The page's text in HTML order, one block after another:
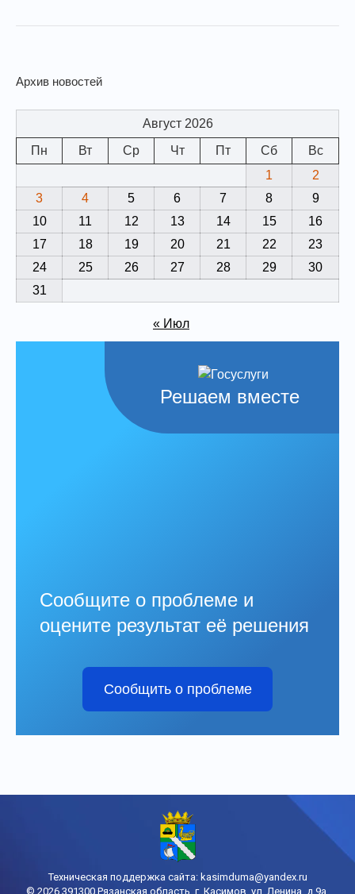
Архив новостей
Август 2026
Пн
Вт Ср Чт Пт Сб
Вс
1
2
3
4 5 6 7 8
9
10
11 12 13 14 15
16
17
18 19 20 21 22
23
24
25 26 27 28 29
30
31
« Июл
Решаем вместе
Сообщите о проблеме и
оцените результат её решения
Сообщить о проблеме
Техническая поддержка сайта: kasimduma@yandex.ru
© 2026 391300 Рязанская область, г. Касимов, ул. Ленина, д.9а,